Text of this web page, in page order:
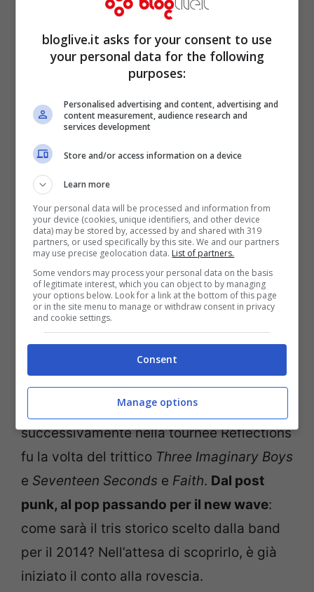
Accontentati i fan londinesi quindi, ma per
tutti gli altri la band di
in lovepromette di tornare sul palco molto
presto. L’idea è quella di portare in tour
una trilogia che racchiuda i loro successi,
sulla scia di quanto fatto nel 2002 e nel
2011.
Nel primo caso suonarono in alcuni festival
e concerti i tre albumPornography,
eBloodflowers
successivamente nella tournée Reflections
fu la volta del trittico Three Imaginary Boys
e Seventeen Seconds e Faith. Dal post
punk, al pop passando per il new wave:
come sarà il tris storico scelto dalla band
per il 2014? Nell’attesa di scoprirlo, è già
iniziato il conto alla rovescia.
bloglive.it asks for your consent to use
your personal data for the following
purposes:
Personalised advertising and content, advertising and
content measurement, audience research and
services development
Store and/or access information on a device
Learn more
Your personal data will be processed and information from
your device (cookies, unique identifiers, and other device
data) may be stored by, accessed by and shared with 319
partners, or used specifically by this site. We and our partners
may use precise geolocation data. List of partners.
Some vendors may process your personal data on the basis
of legitimate interest, which you can object to by managing
your options below. Look for a link at the bottom of this page
or in the site menu to manage or withdraw consent in privacy
and cookie settings.
Consent
Manage options